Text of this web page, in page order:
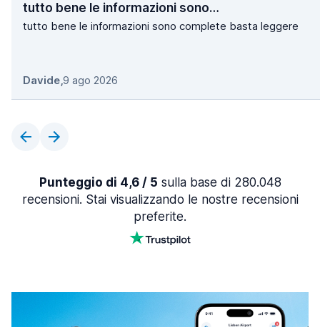
tutto bene le informazioni sono…
tutto bene le informazioni sono complete basta leggere
Davide,9 ago 2026
Punteggio di 4,6 / 5 sulla base di 280.048
recensioni. Stai visualizzando le nostre recensioni
preferite.